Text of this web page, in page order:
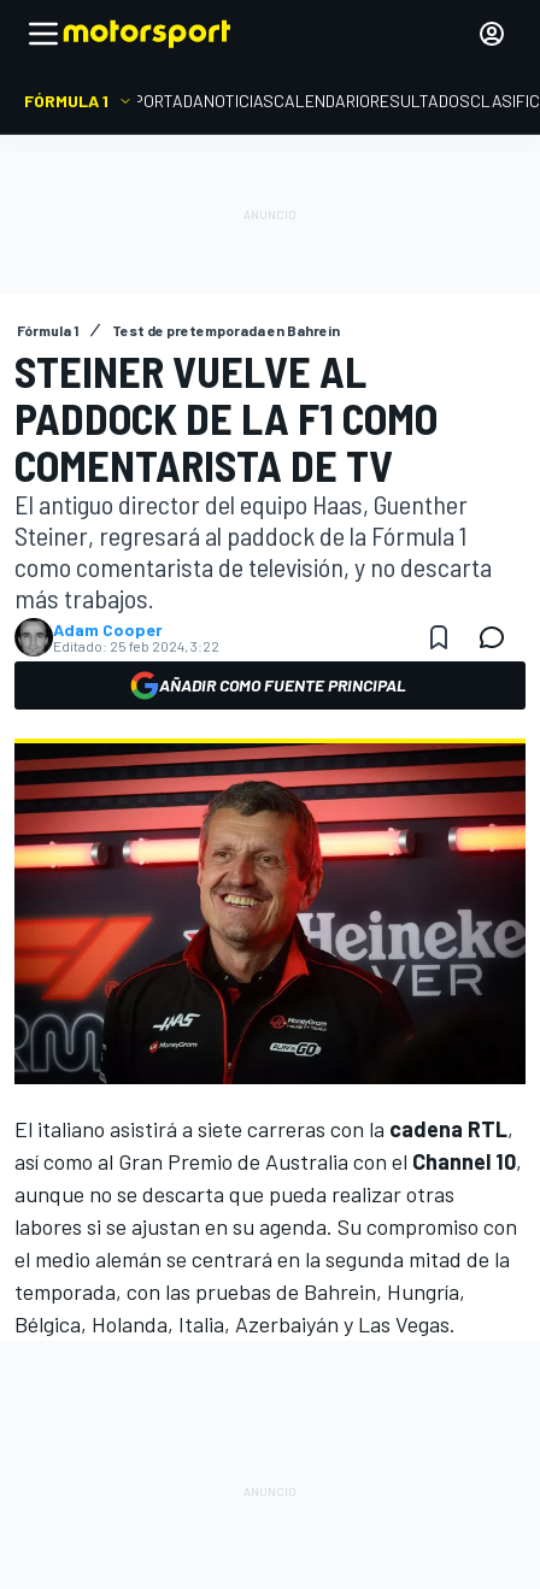
FÓRMULA 1 PORTADANOTICIASCALENDARIORESULTADOS
Fórmula 1 Test de pretemporada en Bahrein
STEINER VUELVE AL
PADDOCK DE LA F1 COMO
COMENTARISTA DE TV
El antiguo director del equipo Haas, Guenther
Steiner, regresará al paddock de la Fórmula 1
como comentarista de televisión, y no descarta
más trabajos.
Adam Cooper
Editado: 25 feb 2024, 3:22
AÑADIR COMO FUENTE PRINCIPAL
El italiano asistirá a siete carreras con la cadena RTL,
así como al Gran Premio de Australia con el Channel 10,
aunque no se descarta que pueda realizar otras
labores si se ajustan en su agenda. Su compromiso con
el medio alemán se centrará en la segunda mitad de la
temporada, con las pruebas de Bahrein, Hungría,
Bélgica, Holanda, Italia, Azerbaiyán y Las Vegas.